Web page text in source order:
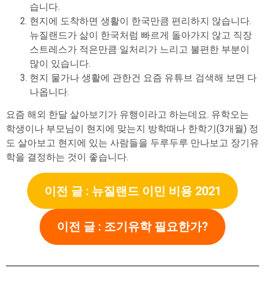
습니다.
현지에 도착하면 생활이 한국만큼 편리하지 않습니다.
뉴질랜드가 삶이 한국처럼 빠르게 돌아가지 않고 직장
스트레스가 적은만큼 일처리가 느리고 불편한 부분이
많이 있습니다.
현지 물가나 생활에 관한건 요즘 유튜브 검색해 보면 다
나옵니다.
요즘 해외 한달 살아보기가 유행이라고 하는데요. 유학오는
학생이나 부모님이 현지에 맞는지 방학때나 한학기(3개월) 정
도 살아보고 현지에 있는 사람들을 두루두루 만나보고 장기유
학을 결정하는 것이 좋습니다.
이전 글 : 뉴질랜드 이민 비용 2021
이전 글 : 조기유학 필요한가?